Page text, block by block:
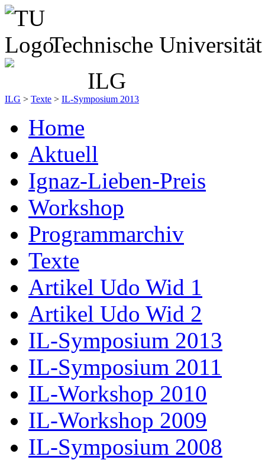
Technische
ILG > Texte > IL-Symposium 2013
Home
Aktuell
Ignaz-Lieben-Preis
Workshop
Programmarchiv
Texte
Artikel Udo Wid 1
Artikel Udo Wid 2
IL-Symposium 2013
IL-Symposium 2011
IL-Workshop 2010
IL-Workshop 2009
IL-Symposium 2008